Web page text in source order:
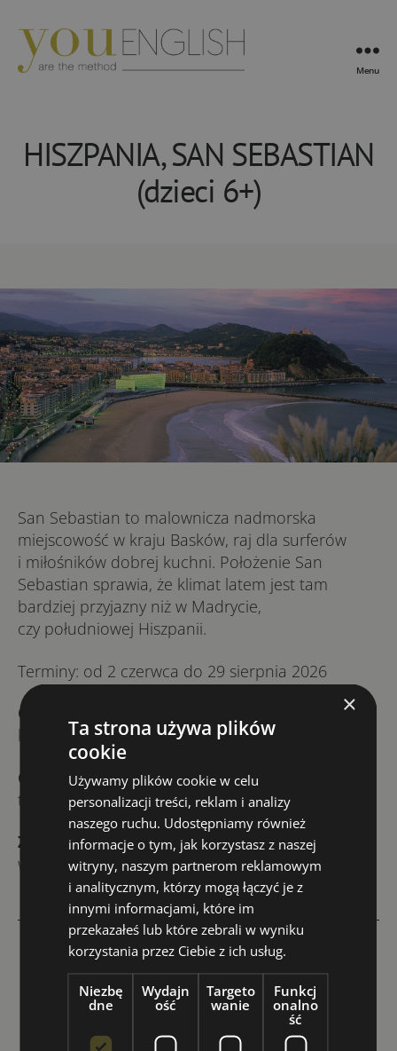
Menu
HISZPANIA, SAN SEBASTIAN
(dzieci 6+)
San Sebastian to malownicza nadmorska
miejscowość w kraju Basków, raj dla surferów
i miłośników dobrej kuchni. Położenie San
Sebastian sprawia, że klimat latem jest tam
bardziej przyjazny niż w Madrycie,
czy południowej Hiszpanii.
Terminy: od 2 czerwca do 29 sierpnia 2026
Cena
: w zależności od ilości osób i czasu trwania
kursu.
Cena nie zawieraprzelotów do San Sebastian,
transferu z i na lotnisko,
Zakwaterowanie: u rodziny goszczącej lub
w hotelu
San Francisco, Kalifornia – obóz językowy dla
młodzieży (wiek 10 – 17)
Hiszpania, San Sebastian – obóz językowy dla
×
Ta strona używa plików
cookie
Używamy plików cookie w celu
personalizacji treści, reklam i analizy
naszego ruchu. Udostępniamy również
informacje o tym, jak korzystasz z naszej
witryny, naszym partnerom reklamowym
i analitycznym, którzy mogą łączyć je z
innymi informacjami, które im
przekazałeś lub które zebrali w wyniku
korzystania przez Ciebie z ich usług.
Niezbę
dne
Wydajn
ość
Targeto
wanie
Funkcj
onalno
ść